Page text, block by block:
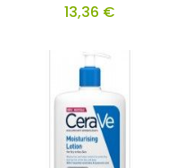
13,36 €